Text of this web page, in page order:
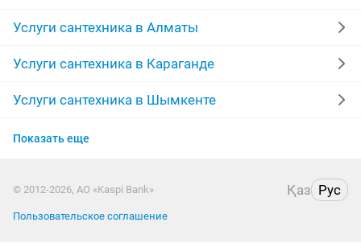
сварочные работы чугунные батареи
котлы длительного горения сантехнические работы
ремонт ванной раковины теплые полы
установка батарей
Услуги сантехника в Алматы
Услуги сантехника в Караганде
Услуги сантехника в Шымкенте
Услуги сантехника в Усть-Каменогорске
Услуги сантехника в Актау
Показать еще
© 2012-2026, АО «Kaspi Bank» Қаз Рус
Пользовательское соглашение